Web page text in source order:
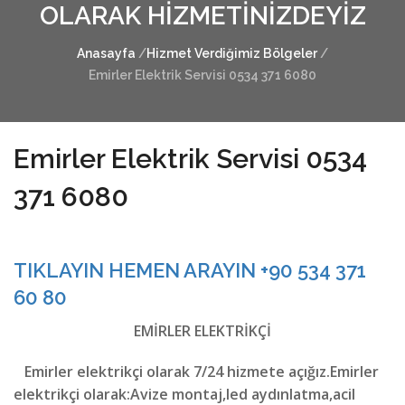
OLARAK HİZMETİNİZDEYİZ
Anasayfa /Hizmet Verdiğimiz Bölgeler /
Emirler Elektrik Servisi 0534 371 6080
Emirler Elektrik Servisi 0534
371 6080
TIKLAYIN HEMEN ARAYIN +90 534 371
60 80
EMİRLER ELEKTRİKÇİ
Emirler elektrikçi olarak 7/24 hizmete açığız.Emirler
elektrikçi olarak:Avize montaj,led aydınlatma,acil